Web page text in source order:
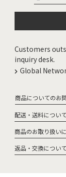
Customers
inquiry desk.
Global
商品についてのお
配送・送料について
商品のお取り扱い
返品・交換について